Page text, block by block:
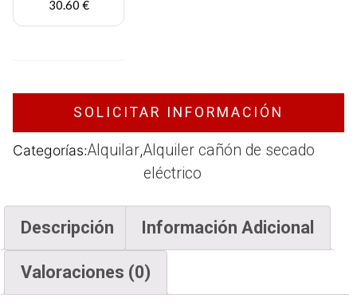
30.60 €
SOLICITAR INFORMACIÓN
Categorías:Alquilar,Alquiler cañón de secado
eléctrico
Descripción Información Adicional
Valoraciones (0)